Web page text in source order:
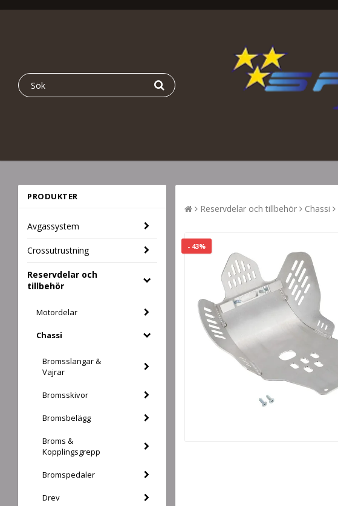
PRODUKTER
Avgassystem
Crossutrustning
Reservdelar och
tillbehör
Motordelar
Chassi
Bromsslangar &
Vajrar
Bromsskivor
Bromsbelägg
Broms &
Kopplingsgrepp
Bromspedaler
Drev
Reservdelar och tillbehör Chassi
- 43%